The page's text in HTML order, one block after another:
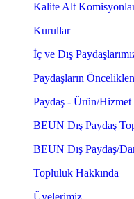
Kalite Alt
Kurullar
İç ve Dış
Paydaşların
Paydaş - Ürün/Hizmet
BEUN Dış Paydaş
BEUN Dış Paydaş/
Topluluk Hakkında